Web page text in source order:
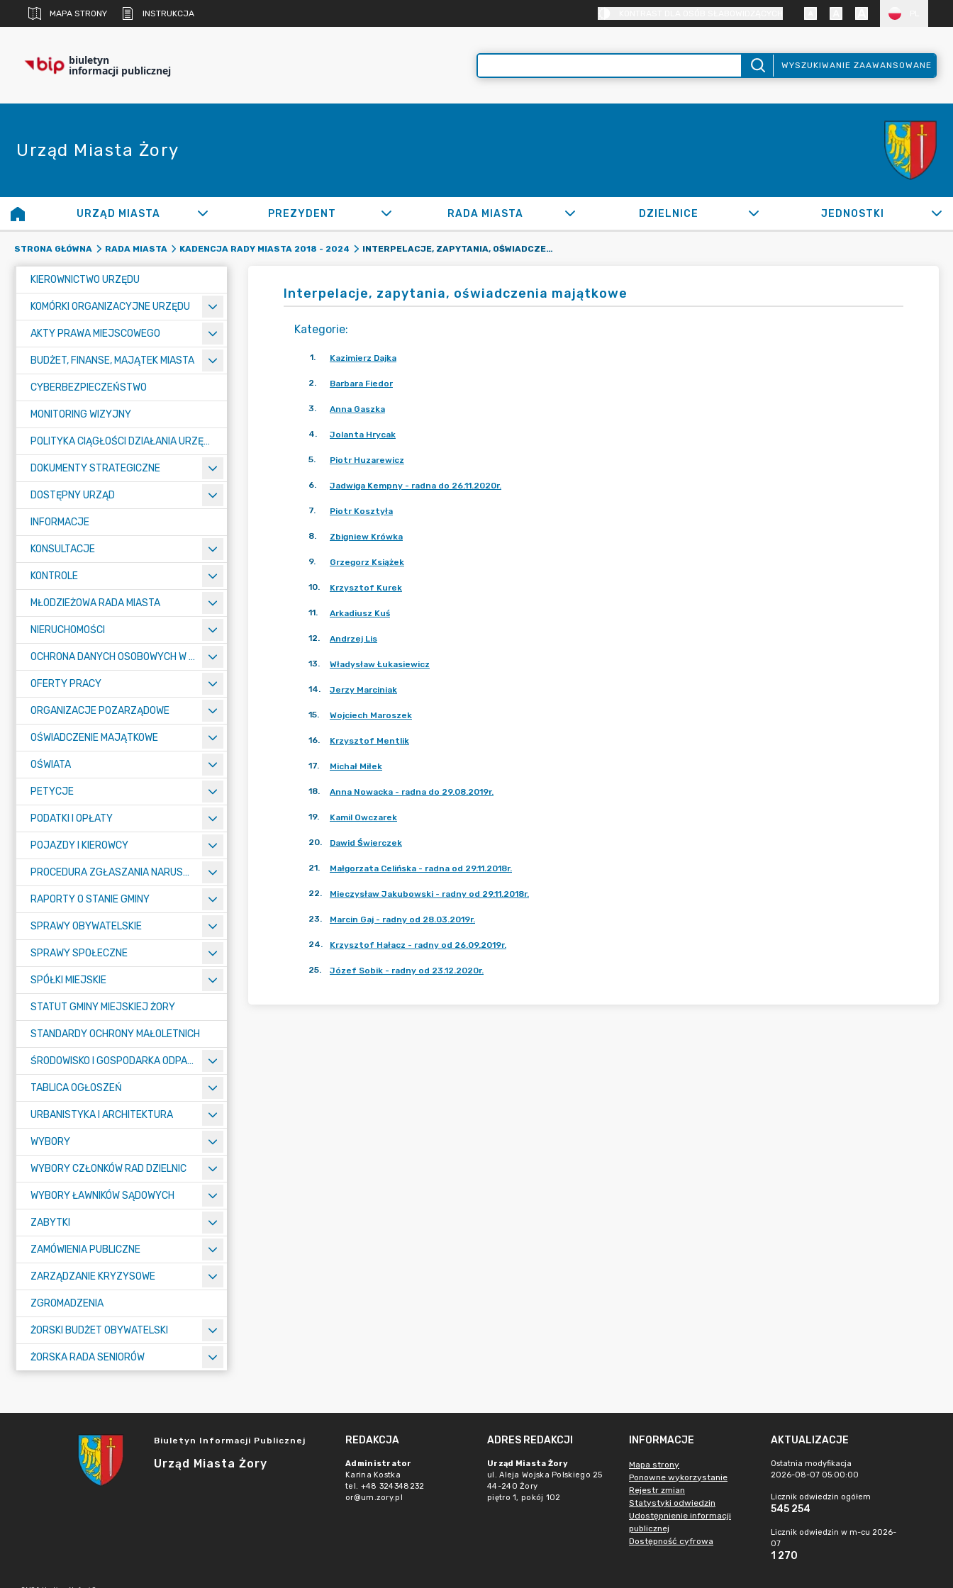
MAPA STRONY INSTRUKCJA
biuletyn
informacji publicznej WYSZUKIWANIE ZAAWANSOWANE
Urząd Miasta Żory
URZĄD MIASTA PREZYDENT RADA MIASTA DZIELNICE JEDNOSTKI
STRONA GŁÓWNA RADA MIASTA KADENCJA RADY MIASTA 2018 - 2024 INTERPELACJE, ZAPYTANIA, OŚWIADCZENIA MAJĄTKOWE
KIEROWNICTWO URZĘDU
KOMÓRKI ORGANIZACYJNE URZĘDU
AKTY PRAWA MIEJSCOWEGO
BUDŻET, FINANSE, MAJĄTEK MIASTA
CYBERBEZPIECZEŃSTWO
MONITORING WIZYJNY
POLITYKA CIĄGŁOŚCI DZIAŁANIA URZĘDU MIASTA ŻORY
DOKUMENTY STRATEGICZNE
DOSTĘPNY URZĄD
INFORMACJE
KONSULTACJE
KONTROLE
MŁODZIEŻOWA RADA MIASTA
NIERUCHOMOŚCI
OCHRONA DANYCH OSOBOWYCH W URZĘDZIE MIASTA ŻORY - RODO
OFERTY PRACY
ORGANIZACJE POZARZĄDOWE
OŚWIADCZENIE MAJĄTKOWE
OŚWIATA
PETYCJE
PODATKI I OPŁATY
POJAZDY I KIEROWCY
PROCEDURA ZGŁASZANIA NARUSZEŃ PRAWA
RAPORTY O STANIE GMINY
SPRAWY OBYWATELSKIE
SPRAWY SPOŁECZNE
SPÓŁKI MIEJSKIE
STATUT GMINY MIEJSKIEJ ŻORY
STANDARDY OCHRONY MAŁOLETNICH
ŚRODOWISKO I GOSPODARKA ODPADAMI
TABLICA OGŁOSZEŃ
URBANISTYKA I ARCHITEKTURA
WYBORY
WYBORY CZŁONKÓW RAD DZIELNIC
WYBORY ŁAWNIKÓW SĄDOWYCH
ZABYTKI
ZAMÓWIENIA PUBLICZNE
ZARZĄDZANIE KRYZYSOWE
ZGROMADZENIA
ŻORSKI BUDŻET OBYWATELSKI
ŻORSKA RADA SENIORÓW
Interpelacje, zapytania, oświadczenia majątkowe
Kategorie:
1. Kazimierz Dajka
2. Barbara Fiedor
3. Anna Gaszka
4. Jolanta Hrycak
5. Piotr Huzarewicz
6. Jadwiga Kempny - radna do 26.11.2020r.
7. Piotr Kosztyła
8. Zbigniew Krówka
9. Grzegorz Książek
10. Krzysztof Kurek
11. Arkadiusz Kuś
12. Andrzej Lis
13. Władysław Łukasiewicz
14. Jerzy Marciniak
15. Wojciech Maroszek
16. Krzysztof Mentlik
17. Michał Miłek
18. Anna Nowacka - radna do 29.08.2019r.
19. Kamil Owczarek
20. Dawid Świerczek
21. Małgorzata Celińska - radna od 29.11.2018r.
22. Mieczysław Jakubowski - radny od 29.11.2018r.
23. Marcin Gaj - radny od 28.03.2019r.
24. Krzysztof Hałacz - radny od 26.09.2019r.
25. Józef Sobik - radny od 23.12.2020r.
Biuletyn Informacji Publicznej
Urząd Miasta Żory
REDAKCJA
Administrator
Karina Kostka
tel. +48 324348232
or@um.zory.pl
ADRES REDAKCJI
Urząd Miasta Żory
ul. Aleja Wojska Polskiego 25
44-240 Żory
piętro 1, pokój 102
INFORMACJE
Mapa strony
Ponowne wykorzystanie
Rejestr zmian
Statystyki odwiedzin
Udostępnienie informacji
publicznej
Dostępność cyfrowa
AKTUALIZACJE
Ostatnia modyfikacja
2026-08-07 05:00:00
Licznik odwiedzin ogółem
545 254
Licznik odwiedzin w m-cu 2026-
07
1 270